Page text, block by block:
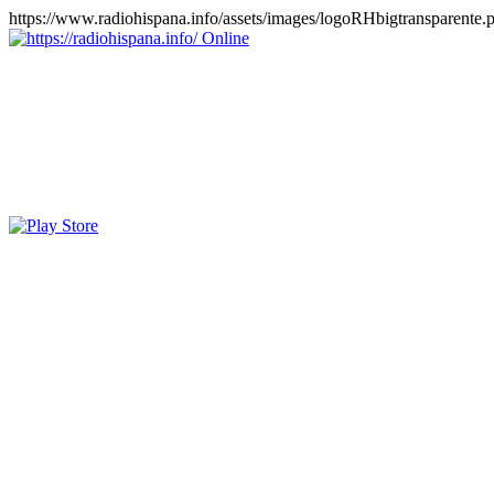
https://www.radiohispana.info/assets/images/
Online